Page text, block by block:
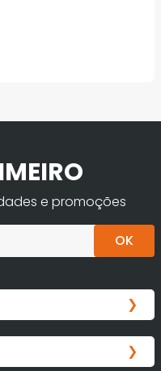
e promoções
OK